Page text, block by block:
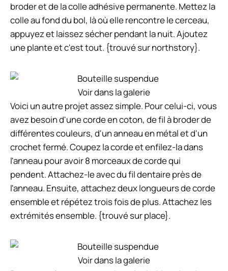
broder et de la colle adhésive permanente. Mettez la
colle au fond du bol, là où elle rencontre le cerceau,
appuyez et laissez sécher pendant la nuit. Ajoutez
une plante et c'est tout. {trouvé sur northstory}.
Voir dans la galerie
Voici un autre projet assez simple. Pour celui-ci, vous
avez besoin d'une corde en coton, de fil à broder de
différentes couleurs, d'un anneau en métal et d'un
crochet fermé. Coupez la corde et enfilez-la dans
l'anneau pour avoir 8 morceaux de corde qui
pendent. Attachez-le avec du fil dentaire près de
l'anneau. Ensuite, attachez deux longueurs de corde
ensemble et répétez trois fois de plus. Attachez les
extrémités ensemble. {trouvé sur place}.
Voir dans la galerie